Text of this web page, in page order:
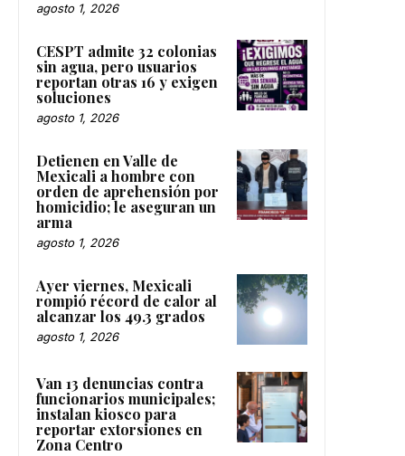
agosto 1, 2026
CESPT admite 32 colonias
sin agua, pero usuarios
reportan otras 16 y exigen
soluciones
agosto 1, 2026
Detienen en Valle de
Mexicali a hombre con
orden de aprehensión por
homicidio; le aseguran un
arma
agosto 1, 2026
Ayer viernes, Mexicali
rompió récord de calor al
alcanzar los 49.3 grados
agosto 1, 2026
Van 13 denuncias contra
funcionarios municipales;
instalan kiosco para
reportar extorsiones en
Zona Centro